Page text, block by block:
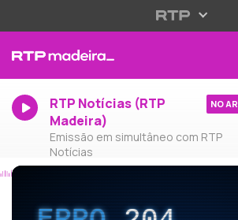
RTP Notícias (RTP
Madeira)
Emissão em simultâneo com RTP
Notícias
NO AR